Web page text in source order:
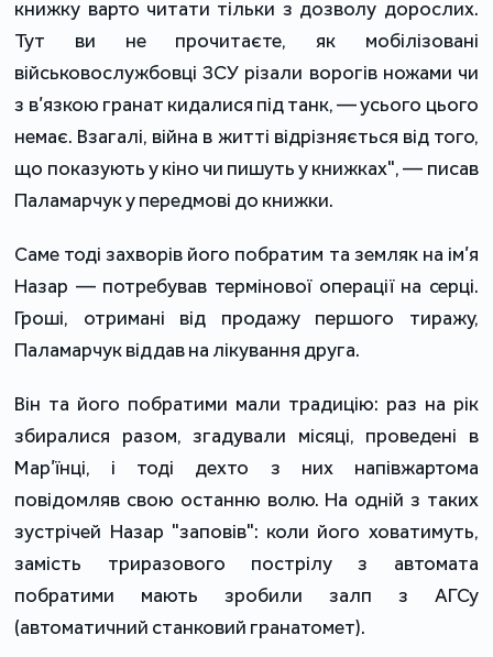
книжку варто читати тільки з дозволу дорослих.
Тут ви не прочитаєте, як мобілізовані
військовослужбовці ЗСУ різали ворогів ножами чи
з в’язкою гранат кидалися під танк, — усього цього
немає. Взагалі, війна в житті відрізняється від того,
що показують у кіно чи пишуть у книжках", — писав
Паламарчук у передмові до книжки.
Саме тоді захворів його побратим та земляк на ім’я
Назар — потребував термінової операції на серці.
Гроші, отримані від продажу першого тиражу,
Паламарчук віддав на лікування друга.
Він та його побратими мали традицію: раз на рік
збиралися разом, згадували місяці, проведені в
Мар’їнці, і тоді дехто з них напівжартома
повідомляв свою останню волю. На одній з таких
зустрічей Назар "заповів": коли його ховатимуть,
замість триразового пострілу з автомата
побратими мають зробили залп з АГСу
(автоматичний станковий гранатомет).